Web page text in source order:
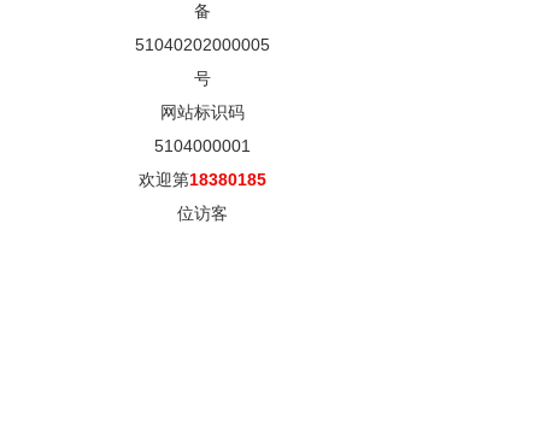
备
51040202000005
号
网站标识码
5104000001
欢迎第18380185
位访客